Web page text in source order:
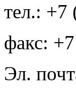
тел.: +7
факс:
Эл.